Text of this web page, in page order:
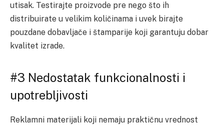
utisak. Testirajte proizvode pre nego što ih
distribuirate u velikim količinama i uvek birajte
pouzdane dobavljače i štamparije koji garantuju dobar
kvalitet izrade.
#3 Nedostatak funkcionalnosti i
upotrebljivosti
Reklamni materijali koji nemaju praktičnu vrednost